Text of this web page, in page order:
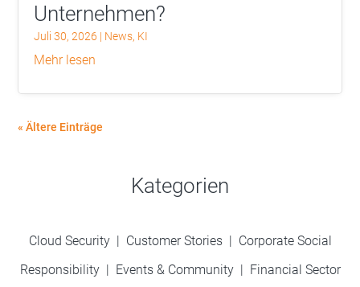
Unternehmen?
Juli 30, 2026 | News, KI
mehr lesen
« Ältere Einträge
Kategorien
Cloud Security | Customer Stories| Corporate Social
Responsibility| Events & Community | Financial Sector